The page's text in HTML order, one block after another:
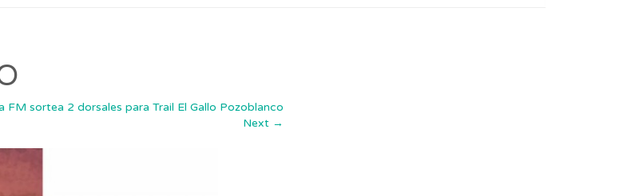
FM sortea 2 dorsales para Trail El Gallo Pozoblanco
Next →